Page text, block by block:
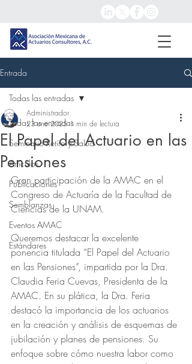
Entrada
Todas las entradas
Seminario Retiro y Salud
Artículos
Publicaciones
Semblanzas
Eventos AMAC
Estándares
Todas las entradas
El Papel del Actuario en las
Pensiones
Administrador
23 ene 2025 1 min de lectura
Gran participación de la AMAC en el
Congreso de Actuaría de la Facultad de
Ciencias de la UNAM.
Queremos destacar la excelente
ponencia titulada “El Papel del Actuario
en las Pensiones”, impartida por la Dra.
Claudia Feria Cuevas, Presidenta de la
AMAC. En su plática, la Dra. Feria
destacó la importancia de los actuarios
en la creación y análisis de esquemas de
jubilación y planes de pensiones. Su
enfoque sobre cómo nuestra labor como